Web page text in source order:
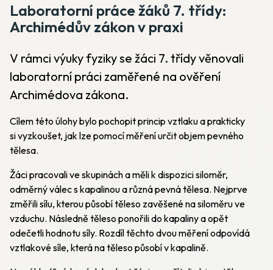
Laboratorní práce žáků 7. třídy:
Archimédův zákon v praxi
V rámci výuky fyziky se žáci 7. třídy věnovali
laboratorní práci zaměřené na ověření
Archimédova zákona.
Cílem této úlohy bylo pochopit princip vztlaku a prakticky
si vyzkoušet, jak lze pomocí měření určit objem pevného
tělesa.
Žáci pracovali ve skupinách a měli k dispozici siloměr,
odměrný válec s kapalinou a různá pevná tělesa. Nejprve
změřili sílu, kterou působí těleso zavěšené na siloměru ve
vzduchu. Následně těleso ponořili do kapaliny a opět
odečetli hodnotu síly. Rozdíl těchto dvou měření odpovídá
vztlakové síle, která na těleso působí v kapalině.